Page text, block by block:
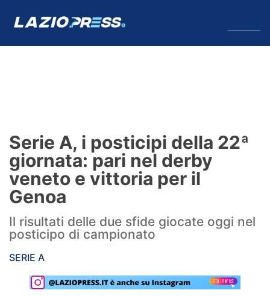
Formello
Infortuni
Primavera
Calciomercato
Lazio Women
Rassegna Lazio
Serie A, i posticipi della 22ª
giornata: pari nel derby
veneto e vittoria per il
Genoa
Il risultati delle due sfide giocate oggi nel
posticipo di campionato
SERIE A